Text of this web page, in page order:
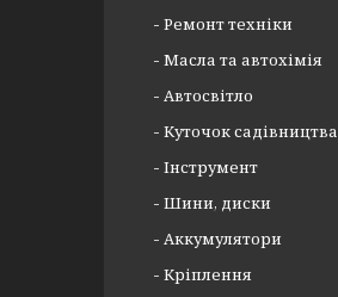
Ремонт техніки
Масла та автохімія
Автосвітло
Куточок садівництва
Інструмент
Шини, диски
Аккумулятори
Кріплення